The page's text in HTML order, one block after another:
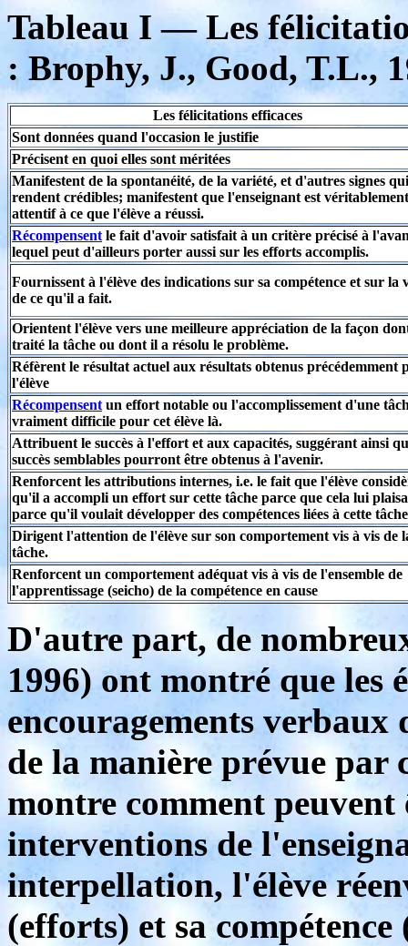
Tableau I — Les
: Brophy, J., Good, T.L.,
Les félicitations efficaces
Sont données quand l'occasion le justifie
Précisent en quoi elles sont méritées
Manifestent de la spontanéité, de la variété, et d'autres signes
rendent crédibles; manifestent que l'enseignant est véritablement
attentif à ce que l'élève a réussi.
Récompensent le fait d'avoir satisfait à un critère précisé à
lequel peut d'ailleurs porter aussi sur les efforts accomplis.
Fournissent à l'élève des indications sur sa compétence et sur la
de ce qu'il a fait.
Orientent l'élève vers une meilleure appréciation de la façon
traité la tâche ou dont il a résolu le problème.
Réfèrent le résultat actuel aux résultats obtenus précédemment
l'élève
Récompensent un effort notable ou l'accomplissement d'une
vraiment difficile pour cet élève là.
Attribuent le succès à l'effort et aux capacités, suggérant ainsi
succès semblables pourront être obtenus à l'avenir.
Renforcent les attributions internes, i.e. le fait que l'élève
qu'il a accompli un effort sur cette tâche parce que cela lui
parce qu'il voulait développer des compétences liées à cette tâche
Dirigent l'attention de l'élève sur son comportement vis à vis de
tâche.
Renforcent un comportement adéquat vis à vis de l'ensemble de
l'apprentissage (seicho) de la compétence en cause
D'autre part, de
1996) ont montré que les
encouragements verbaux
de la manière prévue par
montre comment
interventions de
interpellation, l'élève
(efforts) et sa